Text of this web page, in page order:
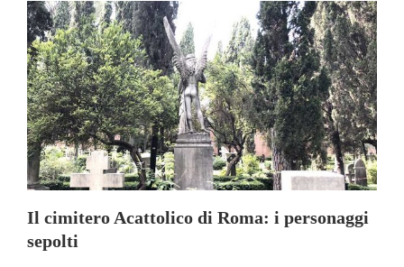
Il cimitero Acattolico di Roma: i personaggi
sepolti